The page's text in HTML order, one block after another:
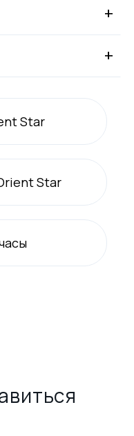
+
+
Star
Star